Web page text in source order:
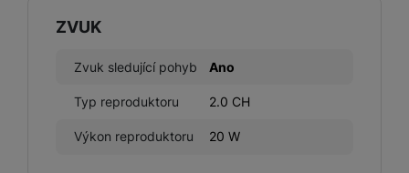
ZVUK
Zvuk sledující pohyb Ano
Typ reproduktoru 2.0 CH
Výkon reproduktoru 20 W